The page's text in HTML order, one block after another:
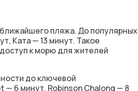
пляжа. До популярных
, Ката — 13 минут. Такое
к морю для жителей
до ключевой
— 6 минут, Robinson Chalong — 8